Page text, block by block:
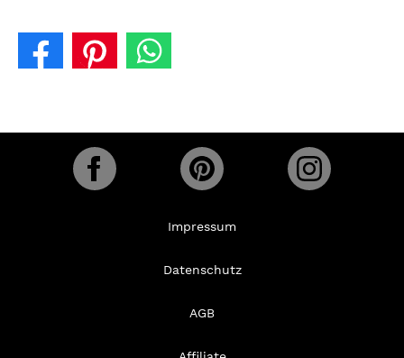
Impressum
Datenschutz
AGB